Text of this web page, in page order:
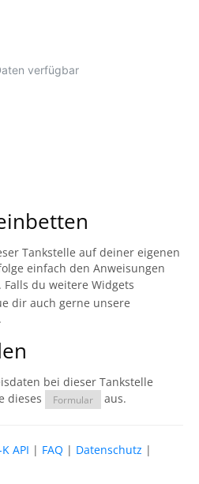
Tankstelle auf deiner eigenen
einfach den Anweisungen
. Falls du weitere Widgets
dir auch gerne unsere
bei dieser Tankstelle
dieses
Formular aus.
API | FAQ | Datenschutz |